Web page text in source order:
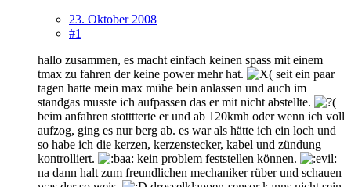
23. Oktober 2008
#1
hallo zusammen, es macht einfach keinen spass mit einem
tmax zu fahren der keine power mehr hat.
seit ein paar
tagen hatte mein max mühe bein anlassen und auch im
standgas musste ich aufpassen das er mit nicht abstellte.
beim anfahren stotttterte er und ab 120kmh oder wenn ich voll
aufzog, ging es nur berg ab. es war als hätte ich ein loch und
so habe ich die kerzen, kerzenstecker, kabel und zündung
kontrolliert.
kein problem feststellen können.
na dann halt zum freundlichen mechaniker rüber und schauen